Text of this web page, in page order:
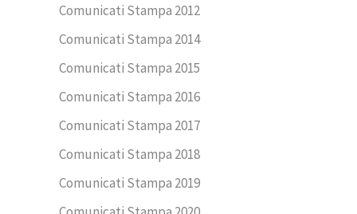
Comunicati Stampa 2012
Comunicati Stampa 2014
Comunicati Stampa 2015
Comunicati Stampa 2016
Comunicati Stampa 2017
Comunicati Stampa 2018
Comunicati Stampa 2019